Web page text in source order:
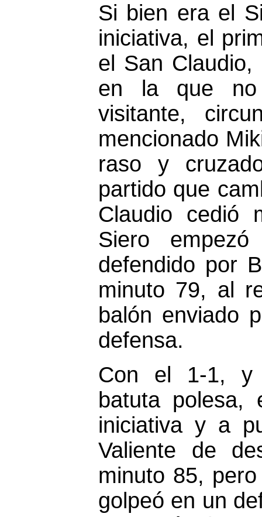
Si bien era el
iniciativa, el
el San
en la que no
visitante,
mencionado
raso y
partido que
Claudio cedió
Siero
defendido por
minuto 79, al
balón enviado
defensa.
Con el 1-1, y
batuta polesa,
iniciativa y a
Valiente de
minuto 85,
golpeó en un